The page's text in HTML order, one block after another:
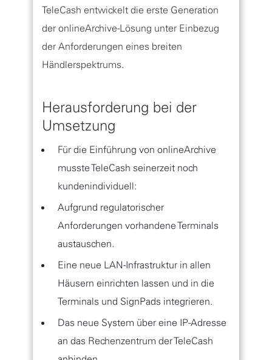
TeleCash entwickelt die erste Generation
der onlineArchive-Lösung unter Einbezug
der Anforderungen eines breiten
Händlerspektrums.
Herausforderung bei der
Umsetzung
Für die Einführung von onlineArchive
musste TeleCash seinerzeit noch
kundenindividuell:
Aufgrund regulatorischer
Anforderungen vorhandene Terminals
austauschen.
Eine neue LAN-Infrastruktur in allen
Häusern einrichten lassen und in die
Terminals und SignPads integrieren.
Das neue System über eine IP-Adresse
an das Rechenzentrum der TeleCash